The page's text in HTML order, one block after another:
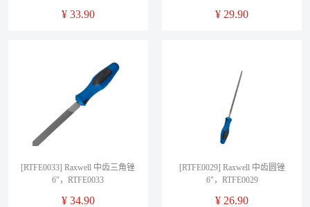
¥ 33.90 ¥ 29.90
[RTFE0033] Raxwell 中齿三角锉
6"，RTFE0033
¥ 34.90
[RTFE0029] Raxwell 中齿圆锉
6"，RTFE0029
¥ 26.90